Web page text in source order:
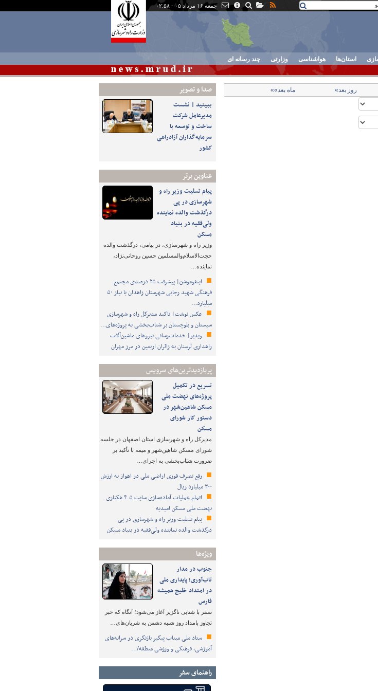
جمعه ۱۶ مرداد ۰۵ - ۰۲:۵۸
استان‌ها هواشناسی وزارتی چند رسانه ای
صدا و تصوير
ببینید | نشست
مدیرعامل شرکت
ساخت و توسعه با
سرمایه‌گذاران آزادراهی
کشور
عناوین برتر
پیام تسلیت وزیر راه و
شهرسازی در پی
درگذشت والده نماینده
ولی‌فقیه در بنیاد
مسکن
وزیر راه و شهرسازی، در پیامی، درگذشت والده
حجت‌الاسلام‌والمسلمین حسین روحانی‌نژاد،
نماینده…
اینفوموشن| پیشرفت ۲۵ درصدی مجتمع
فرهنگی شهید رجایی شهرستان زاهدان با نیاز ۵۰
میلیارد…
عکس نوشت| تاکید مدیرکل راه و شهرسازی
سیستان و بلوچستان بر شتاب‌بخشی به پروژه‌های…
ویدیو| خدمات‌رسانی نیروهای ماشین‌آلات
راهداری لرستان به زائران اربعین در مرز مهران
پربازدیدترین‌های سرویس
تسریع در تکمیل
پروژه‌های نهضت ملی
مسکن شاهین‌شهر در
دستور کار شورای
مسکن
مدیرکل راه و شهرسازی استان اصفهان در جلسه
شورای مسکن شاهین‌شهر و میمه با تأکید بر
ضرورت شتاب‌بخشی به اجرای…
رفع تصرف فوری اراضی ملی در اهواز به ارزش
۳۰۰ میلیارد ریال
اتمام عملیات آماده‌سازی سایت ۴.۵ هکتاری
نهضت ملی مسکن امیدیه
پیام تسلیت وزیر راه و شهرسازی در پی
درگذشت والده نماینده ولی‌فقیه در بنیاد مسکن
ویژه‌ها
جنوب در مدار
تاب‌آوری؛ پایداری ملی
در امتداد خلیج همیشه
فارس
سفر با شتابی ناگزیر آغاز می‌شود؛ آنگاه که خبر
تجاوز بامداد روز شنبه دشمن به شریان‌های…
ستاد ملی میناب پیگیر بازنگری در سرانه‌های
آموزشی، فرهنگی و ورزشی منطقه/…
راهنمای سفر
روز بعد» ماه بعد»»